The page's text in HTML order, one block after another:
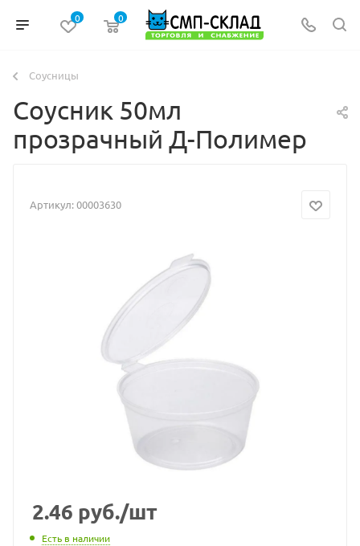
0 0
Соусницы
Соусник 50мл
прозрачный Д-Полимер
Артикул:00003630
2.46 руб./шт
Есть в наличии